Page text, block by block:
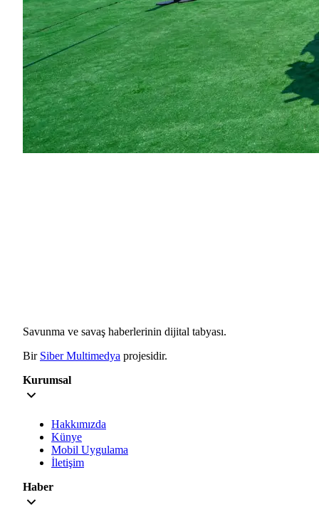
Savunma ve savaş haberlerinin dijital tabyası.
Bir Siber Multimedya projesidir.
Kurumsal
Hakkımızda
Künye
Mobil Uygulama
İletişim
Haber